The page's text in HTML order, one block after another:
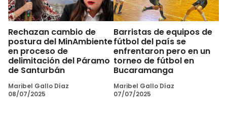
Rechazan cambio de
postura del MinAmbiente
en proceso de
delimitación del Páramo
de Santurbán
Maribel Gallo Díaz
08/07/2025
Barristas de equipos de
fútbol del país se
enfrentaron pero en un
torneo de fútbol en
Bucaramanga
Maribel Gallo Díaz
07/07/2025